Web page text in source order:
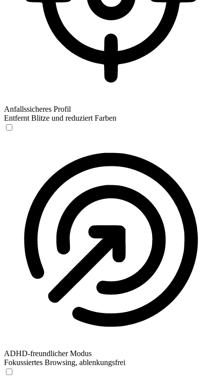
Anfallssicheres Profil
Entfernt Blitze und reduziert Farben
ADHD-freundlicher Modus
Fokussiertes Browsing, ablenkungsfrei